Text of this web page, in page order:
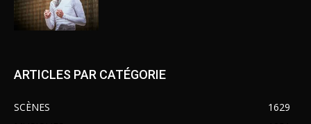
ARTICLES PAR CATÉGORIE
SCÈNES
1629